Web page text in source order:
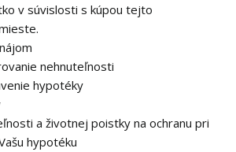
v súvislosti s kúpou tejto
nehnuteľnosti
hypotéky
a životnej poistky na ochranu pri
hypotéku